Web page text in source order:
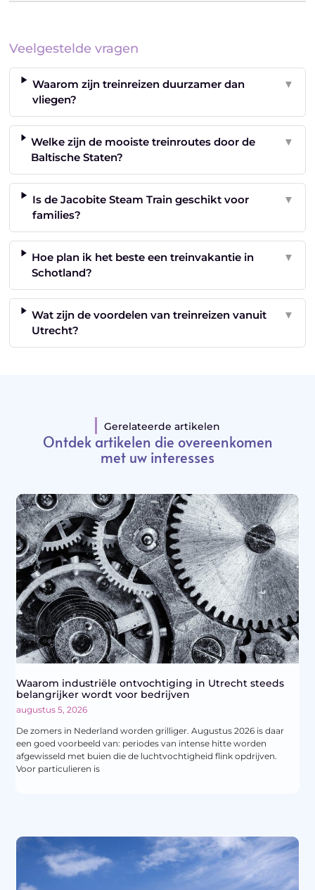
Veelgestelde vragen
Waarom zijn treinreizen duurzamer dan
vliegen?
▼
Welke zijn de mooiste treinroutes door de
Baltische Staten?
▼
Is de Jacobite Steam Train geschikt voor
families?
▼
Hoe plan ik het beste een treinvakantie in
Schotland?
▼
Wat zijn de voordelen van treinreizen vanuit
Utrecht?
▼
Gerelateerde artikelen
Ontdek artikelen die overeenkomen
met uw interesses
Waarom industriële ontvochtiging in Utrecht steeds
belangrijker wordt voor bedrijven
augustus 5, 2026
De zomers in Nederland worden grilliger. Augustus 2026 is daar
een goed voorbeeld van: periodes van intense hitte worden
afgewisseld met buien die de luchtvochtigheid flink opdrijven.
Voor particulieren is